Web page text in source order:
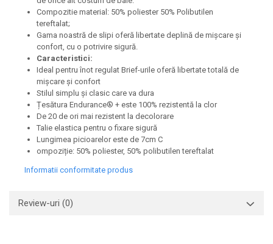
Compozitie material: 50% poliester 50% Polibutilen
tereftalat;
Gama noastră de slipi oferă libertate deplină de mișcare și
confort, cu o potrivire sigură.
Caracteristici:
Ideal pentru înot regulat Brief-urile oferă libertate totală de
mișcare și confort
Stilul simplu și clasic care va dura
Țesătura Endurance® + este 100% rezistentă la clor
De 20 de ori mai rezistent la decolorare
Talie elastica pentru o fixare sigură
Lungimea picioarelor este de 7cm C
ompoziție: 50% poliester, 50% polibutilen tereftalat
Informatii conformitate produs
Review-uri (0)